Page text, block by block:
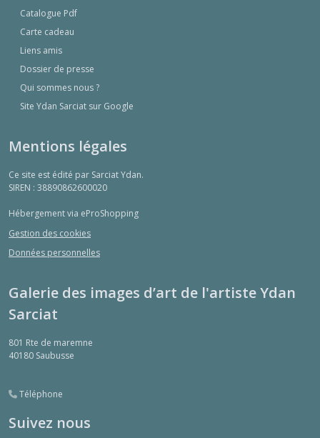
Catalogue Pdf
Carte cadeau
Liens amis
Dossier de presse
Qui sommes nous ?
Site Ydan Sarciat sur Google
Mentions légales
Ce site est édité par Sarciat Ydan.
SIREN : 38890862600020
Hébergement via eProShopping
Gestion des cookies
Données personnelles
Galerie des images d’art de l'artiste Ydan
Sarciat
801 Rte de maremne
40180 Saubusse
Téléphone
Suivez nous